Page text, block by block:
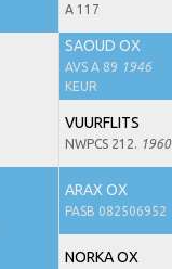
A 117
SAOUD OX
AVS A 89 1946
KEUR
VUURFLITS
NWPCS 212. 1960
ARAX OX
PASB 082506952
NORKA OX